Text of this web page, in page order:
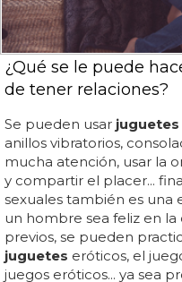
¿Qué se le puede
de tener relaciones?
Se pueden usar juguetes
anillos vibratorios,
mucha atención, usar la
y compartir el placer...
sexuales también es
un hombre sea feliz en la
previos, se pueden
juguetes eróticos, el
juegos eróticos... ya sea